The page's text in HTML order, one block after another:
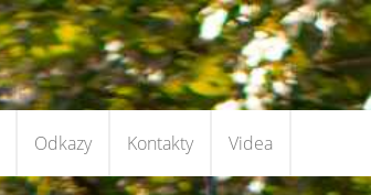
Odkazy Kontakty Videa